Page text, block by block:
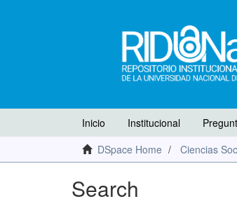
Inicio Institucional
DSpace Home
Ciencias
Search